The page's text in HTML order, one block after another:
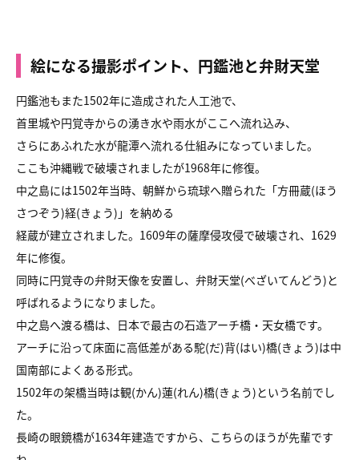
絵になる撮影ポイント、円鑑池と弁財天堂
円鑑池もまた1502年に造成された人工池で、
首里城や円覚寺からの湧き水や雨水がここへ流れ込み、
さらにあふれた水が龍潭へ流れる仕組みになっていました。
ここも沖縄戦で破壊されましたが1968年に修復。
中之島には1502年当時、朝鮮から琉球へ贈られた「方冊蔵(ほう
さつぞう)経(きょう)」を納める
経蔵が建立されました。1609年の薩摩侵攻侵で破壊され、1629
年に修復。
同時に円覚寺の弁財天像を安置し、弁財天堂(べざいてんどう)と
呼ばれるようになりました。
中之島へ渡る橋は、日本で最古の石造アーチ橋・天女橋です。
アーチに沿って床面に高低差がある駝(だ)背(はい)橋(きょう)は中
国南部によくある形式。
1502年の架橋当時は観(かん)蓮(れん)橋(きょう)という名前でし
た。
長崎の眼鏡橋が1634年建造ですから、こちらのほうが先輩です